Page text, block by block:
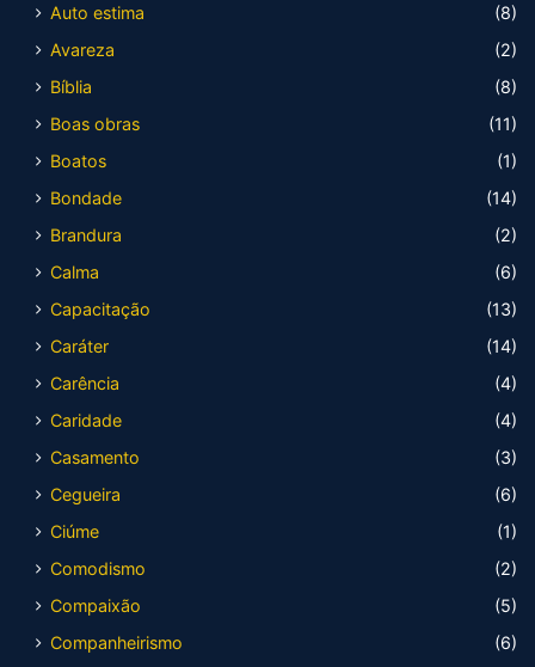
Auto estima
(8)
Avareza
(2)
Bíblia
(8)
Boas obras
(11)
Boatos
(1)
Bondade
(14)
Brandura
(2)
Calma
(6)
Capacitação
(13)
Caráter
(14)
Carência
(4)
Caridade
(4)
Casamento
(3)
Cegueira
(6)
Ciúme
(1)
Comodismo
(2)
Compaixão
(5)
Companheirismo
(6)